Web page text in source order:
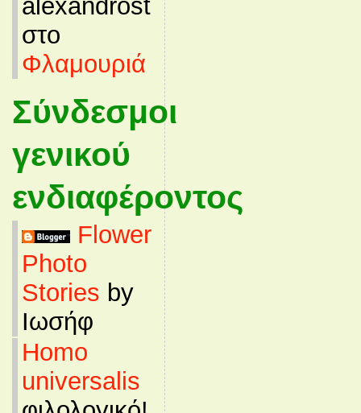
alexandrost
στο
Φλαμουριά
Σύνδεσμοι
γενικού
ενδιαφέροντος
Flower
Photo
Stories by
Ιωσήφ
Homo
universalis